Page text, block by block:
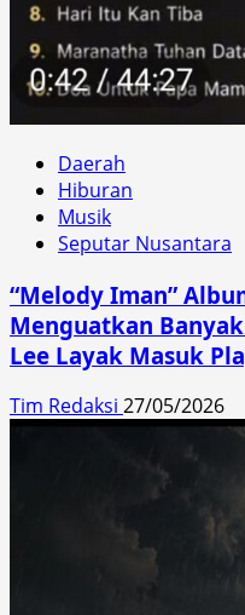
Daerah
Hiburan
Musik
Seputar Nusantara
“Melody Iman”
Menguatkan
Lee Layak Masuk
Tim Redaksi 27/05/2026